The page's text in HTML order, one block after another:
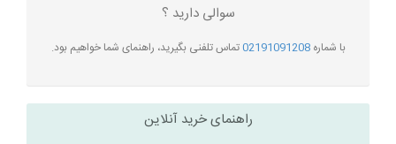
سوالی دارید ؟
با شماره02191091208تماس تلفنی بگیرید، راهنمای شما خواهیم بود.
راهنمای خرید آنلاین